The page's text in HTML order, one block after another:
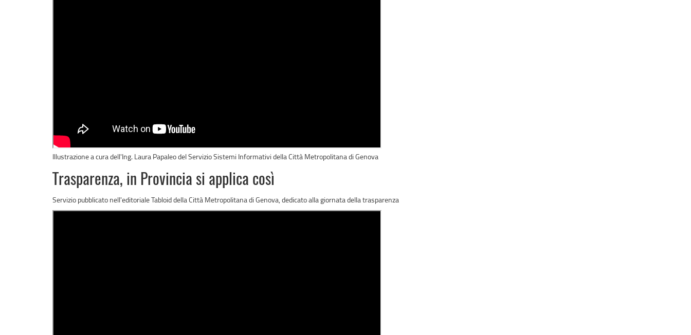
Illustrazione a cura dell'Ing. Laura Papaleo del Servizio Sistemi Informativi della Città Metropolitana di Genova
Trasparenza, in Provincia si applica così
Servizio pubblicato nell'editoriale Tabloid della Città Metropolitana di Genova, dedicato alla giornata della trasparenza